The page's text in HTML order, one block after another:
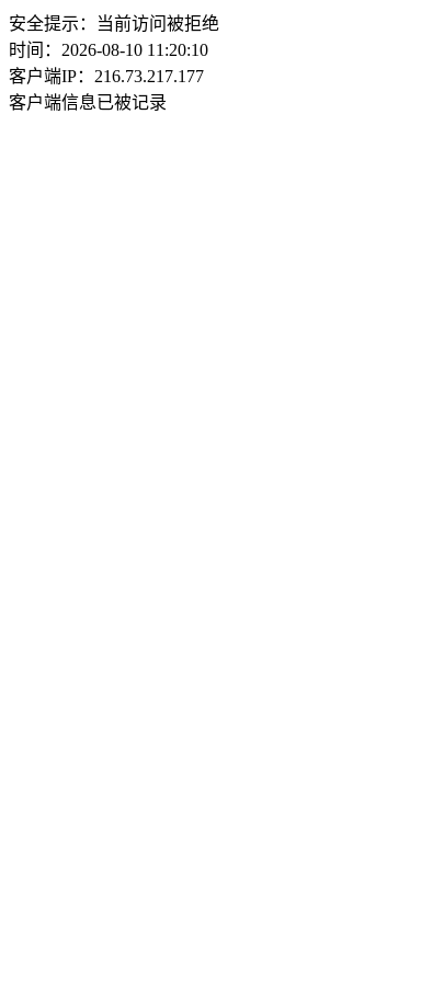
安全提示：当前访问被拒绝
时间：2026-08-10 11:20:10
客户端IP：216.73.217.177
客户端信息已被记录